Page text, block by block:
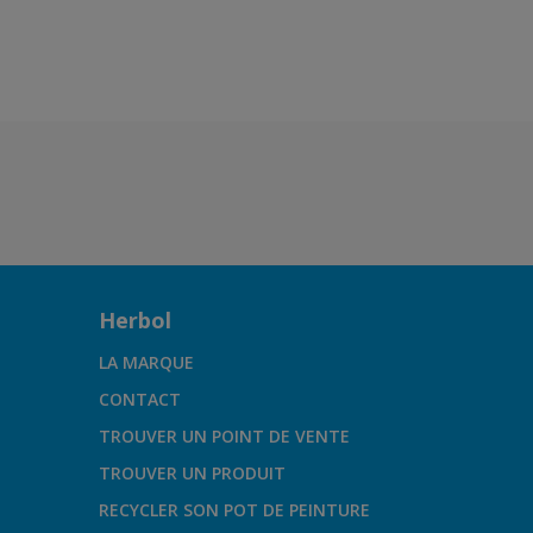
Herbol
LA MARQUE
CONTACT
TROUVER UN POINT DE VENTE
TROUVER UN PRODUIT
RECYCLER SON POT DE PEINTURE